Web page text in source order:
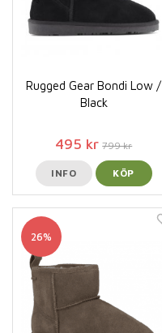
Rugged Gear Bondi Low /
Black
495 kr 799 kr
INFO KÖP
26%